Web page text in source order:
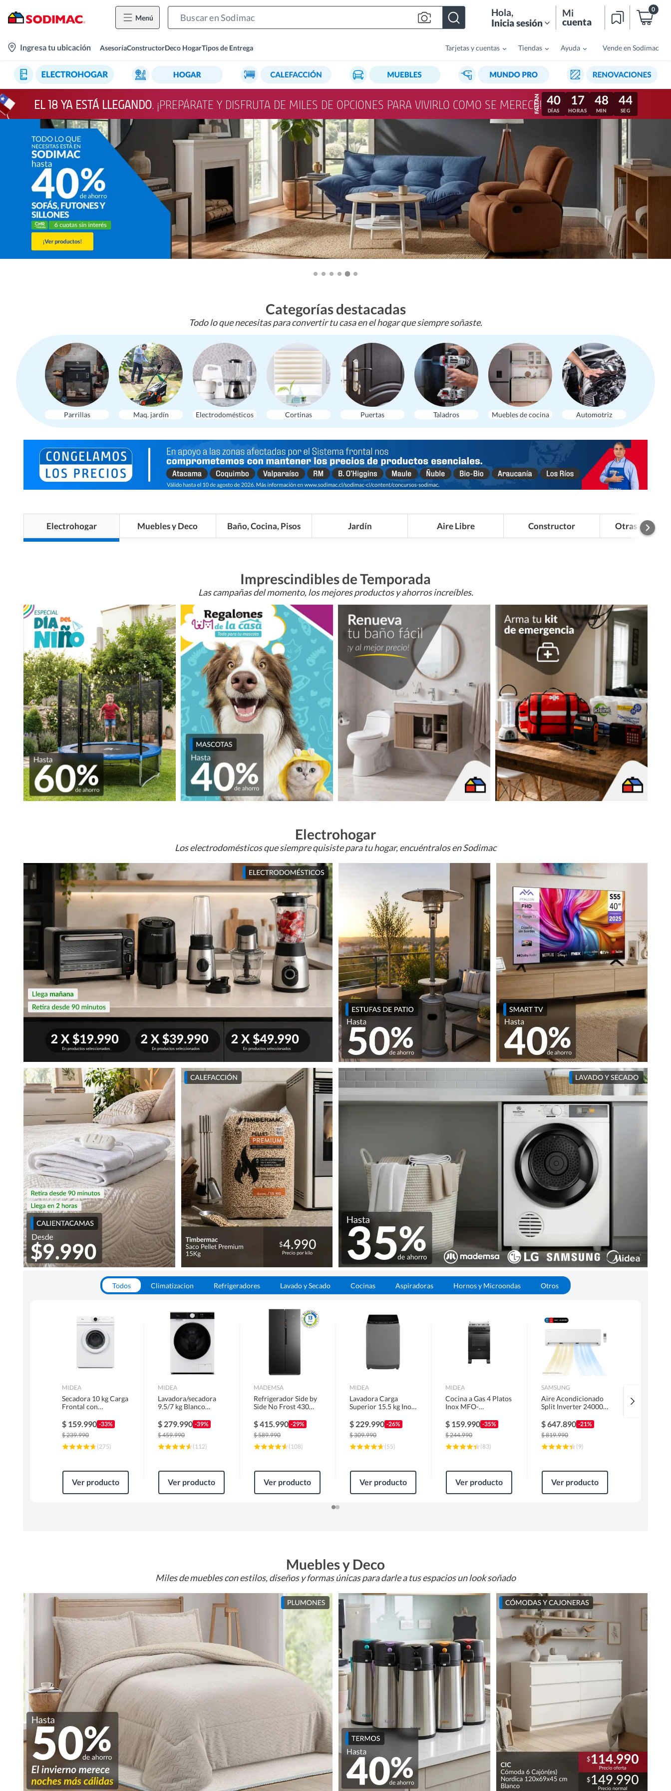
Menú Hola,
Inicia sesión
Mi
cuenta
0
location-
Ingresa tu ubicación AsesoríaConstructorDeco HogarTipos de Entrega Tarjetas y cuentas Tiendas Ayuda Vende en Sodimac
EL 18 YA ESTÁ LLEGANDO. ¡PREPÁRATE Y DISFRUTA DE MILES DE OPCIONES PARA VIVIRLO COMO SE MERECE! 40
DÍAS
17
HORAS
48
MIN
41
SEG
Categorías destacadas
Todo lo que necesitas para convertir tu casa en el hogar que siempre soñaste.
Parrillas Maq. jardín Electrodomésticos Cortinas Puertas Taladros Muebles de cocina Automotriz
Electrohogar Muebles y Deco Baño, Cocina, Pisos Jardín Aire Libre Constructor Otras
Imprescindibles de Temporada
Las campañas del momento, los mejores productos y ahorros increíbles.
Electrohogar
Los electrodomésticos que siempre quisiste para tu hogar, encuéntralos en Sodimac
Todos Climatizacion Refrigeradores Lavado y Secado Cocinas Aspiradoras Hornos y Microondas Otros
MIDEA
Secadora 10 kg Carga
Frontal con
MD100A100/W2
$ 159.990 -33%
$239.990
(275)
Ver producto
MIDEA
Lavadora/secadora
9.5/7 kg Blanco
$ 279.990 -39%
$459.990
(112)
Ver producto
MADEMSA
Refrigerador Side by
Side No Frost 430
MAS430B
$415.990 -29%
$589.990
(108)
Ver producto
MIDEA
Lavadora Carga
Superior 15.5 kg Inox
$ 229.990 -26%
$309.990
(55)
Ver producto
MIDEA
Cocina a Gas 4 Platos
Inox MFO-
$ 159.990 -35%
$244.990
(83)
Ver producto
SAMSUNG
Aire Acondicionado
Split Inverter 24000
$647.890 -21%
$819.990
(9)
Ver producto
Muebles y Deco
Miles de muebles con estilos, diseños y formas únicas para darle a tus espacios un look soñado